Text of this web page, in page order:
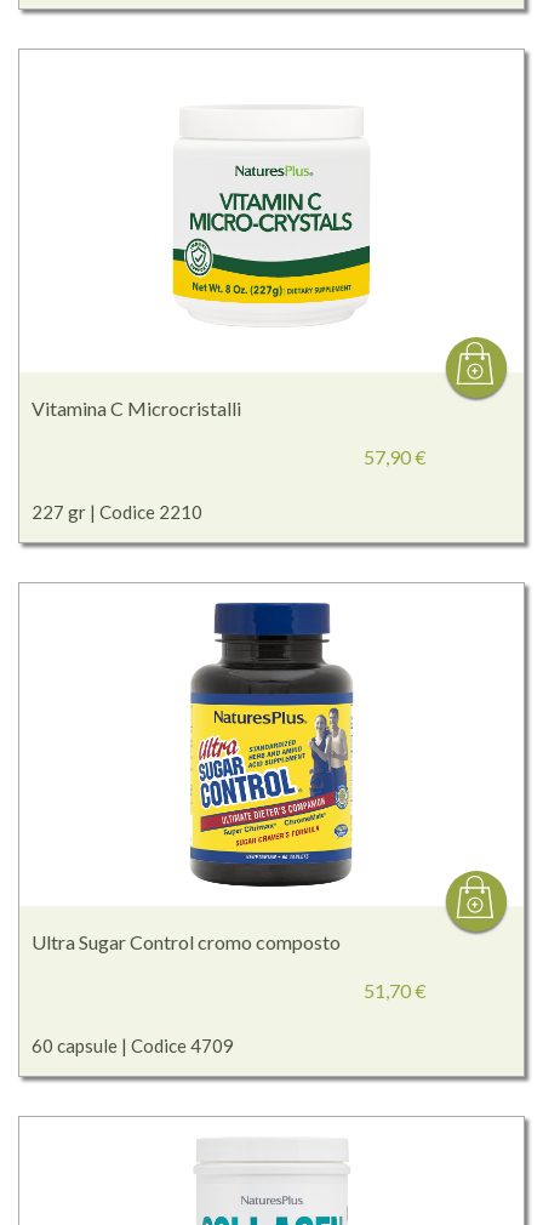
Vitamina C Microcristalli
227 gr | Codice 2210
57,90 €
Ultra Sugar Control cromo composto
60 capsule | Codice 4709
51,70 €